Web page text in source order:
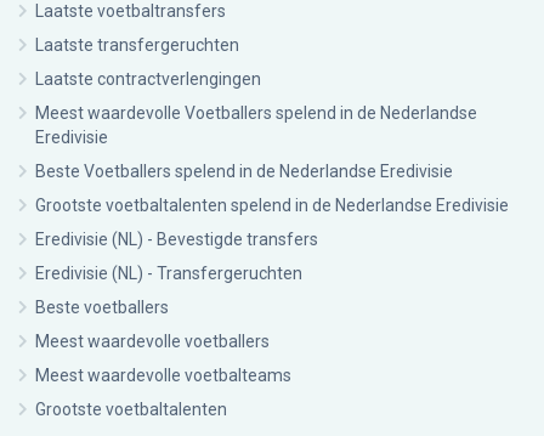
Laatste voetbaltransfers
Laatste transfergeruchten
Laatste contractverlengingen
Meest waardevolle Voetballers spelend in de Nederlandse
Eredivisie
Beste Voetballers spelend in de Nederlandse Eredivisie
Grootste voetbaltalenten spelend in de Nederlandse Eredivisie
Eredivisie (NL) - Bevestigde transfers
Eredivisie (NL) - Transfergeruchten
Beste voetballers
Meest waardevolle voetballers
Meest waardevolle voetbalteams
Grootste voetbaltalenten